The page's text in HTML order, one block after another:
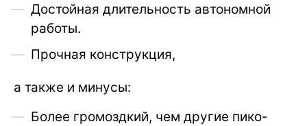
Достойная длительность автономной
работы.
Прочная конструкция,
а также и минусы:
Более громоздкий, чем другие пико-